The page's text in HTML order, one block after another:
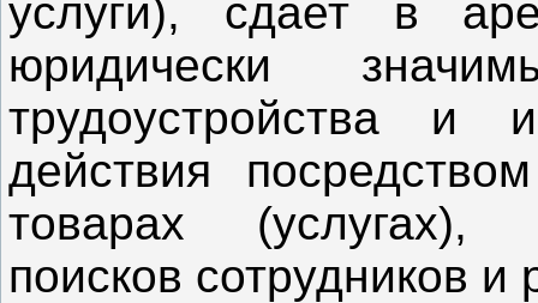
услуги), сдает в
юридически
трудоустройства и
действия
товарах (услугах),
поисков сотрудников и